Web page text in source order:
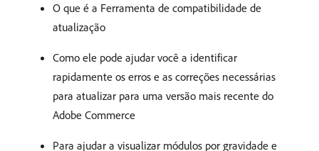
O que é a Ferramenta de compatibilidade de
atualização
Como ele pode ajudar você a identificar
rapidamente os erros e as correções necessárias
para atualizar para uma versão mais recente do
Adobe Commerce
Para ajudar a visualizar módulos por gravidade e